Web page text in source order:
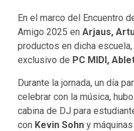
En el marco del Encuentro
Amigo 2025 en Arjaus,
productos en dicha
exclusivo de PC MIDI,
Durante la jornada, un día
celebrar con la música,
cabina de DJ para
con Kevin Sohn y